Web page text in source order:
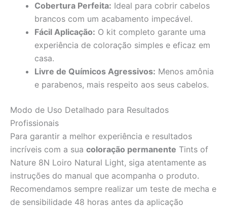
Cobertura Perfeita: Ideal para cobrir cabelos
brancos com um acabamento impecável.
Fácil Aplicação: O kit completo garante uma
experiência de coloração simples e eficaz em
casa.
Livre de Químicos Agressivos: Menos amônia
e parabenos, mais respeito aos seus cabelos.
Modo de Uso Detalhado para Resultados
Profissionais
Para garantir a melhor experiência e resultados
incríveis com a sua coloração permanente Tints of
Nature 8N Loiro Natural Light, siga atentamente as
instruções do manual que acompanha o produto.
Recomendamos sempre realizar um teste de mecha e
de sensibilidade 48 horas antes da aplicação